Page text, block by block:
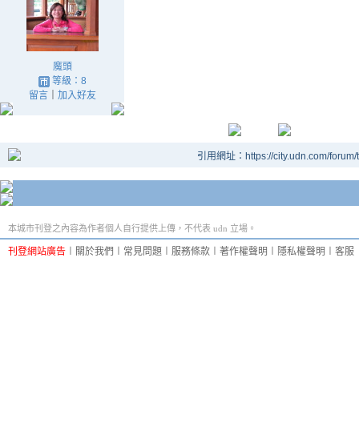
魔頭
等級：8
留言｜ 加入好友
引用網址：https://city.udn.com/
本城市刊登之內容為作者個人自行提供上傳，不代表 udn 立場。
刊登網站廣告 關於我們 常見問題 服務條款 著作權聲明 隱私權聲明 客服